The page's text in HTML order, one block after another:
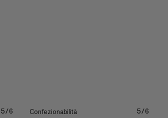
5/6 Confezionabilità 5/6